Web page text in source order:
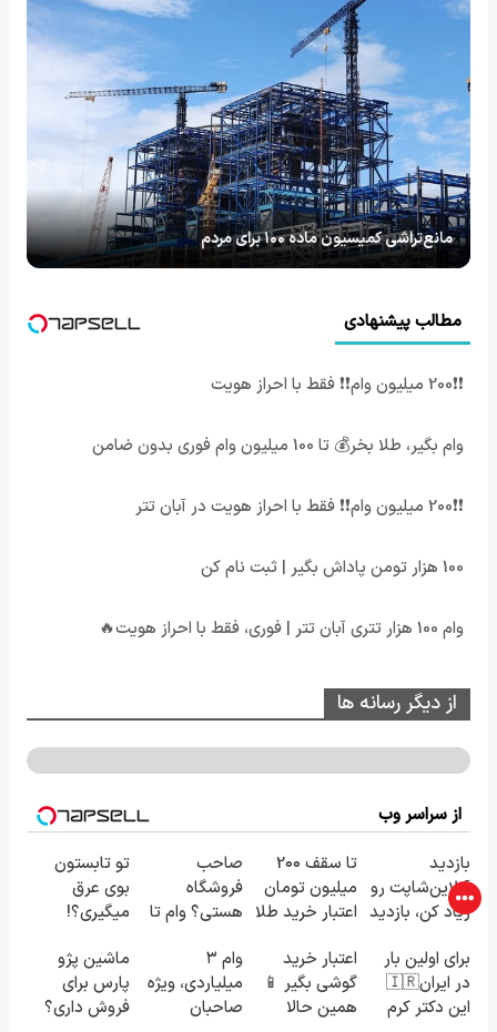
مانع‌تراشی کمیسیون ماده ۱۰۰ برای مردم
مطالب پیشنهادی
❗❗200 میلیون وام❗❗ فقط با احراز هویت
وام بگیر، طلا بخر💰 تا 100 میلیون وام فوری بدون ضامن
❗❗200 میلیون وام❗❗ فقط با احراز هویت در آبان تتر
100 هزار تومن پاداش بگیر | ثبت نام کن
وام 100 هزار تتری آبان تتر | فوری، فقط با احراز هویت🔥
از دیگر رسانه ها
از سراسر وب
بازدید
آنلاین‌شاپت رو
زیاد کن، بازدید
بیشتر
تا سقف 2۰۰
میلیون تومان
اعتبار خرید طلا
صاحب
فروشگاه
هستی؟ وام تا
تومان بگیر
تو تابستون
بوی عرق
میگیری؟!
درمانش کن!!
برای اولین بار
در ایران🇮🇷
این دکتر کرم
اعتبار خرید
گوشی بگیر 📱
همین حالا
وام ۳
میلیاردی، ویژه
صاحبان
ماشین پژو
پارس برای
فروش داری؟